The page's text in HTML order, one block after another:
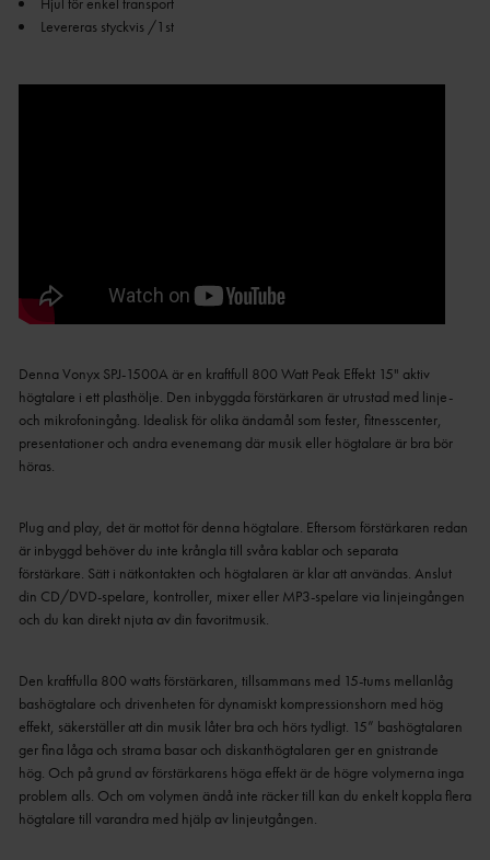
Levereras styckvis /1st
Denna Vonyx SPJ-1500A är en kraftfull 800 Watt Peak Effekt 15" aktiv
högtalare i ett plasthölje. Den inbyggda förstärkaren är utrustad med linje-
och mikrofoningång. Idealisk för olika ändamål som fester, fitnesscenter,
presentationer och andra evenemang där musik eller högtalare är bra bör
höras.
Plug and play, det är mottot för denna högtalare. Eftersom förstärkaren redan
är inbyggd behöver du inte krångla till svåra kablar och separata
förstärkare. Sätt i nätkontakten och högtalaren är klar att användas. Anslut
din CD/DVD-spelare, kontroller, mixer eller MP3-spelare via linjeingången
och du kan direkt njuta av din favoritmusik.
Den kraftfulla 800 watts förstärkaren, tillsammans med 15-tums mellanlåg
bashögtalare och drivenheten för dynamiskt kompressionshorn med hög
effekt, säkerställer att din musik låter bra och hörs tydligt. 15” bashögtalaren
ger fina låga och strama basar och diskanthögtalaren ger en gnistrande
hög. Och på grund av förstärkarens höga effekt är de högre volymerna inga
problem alls. Och om volymen ändå inte räcker till kan du enkelt koppla flera
högtalare till varandra med hjälp av linjeutgången.